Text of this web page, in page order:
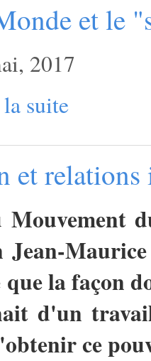
et le
2017
suite
et relations
Mouvement
Jean-
la façon
d'un
ce